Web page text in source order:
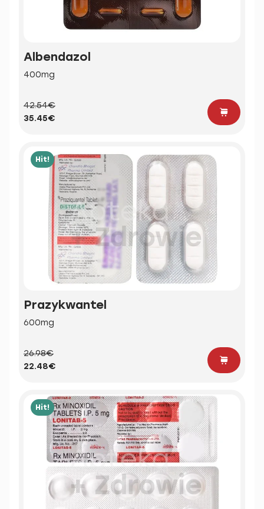
Albendazol
400mg
42.54€
35.45€
Hit!
Prazykwantel
600mg
26.98€
22.48€
Hit!